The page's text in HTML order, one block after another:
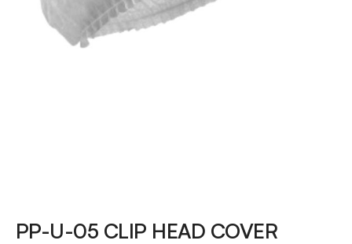
PP-U-05 CLIP HEAD COVER